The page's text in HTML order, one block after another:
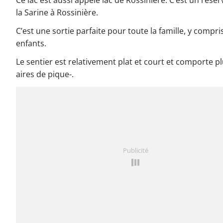
la Sarine à Rossinière.
C’est une sortie parfaite pour toute la famille, y
enfants.
Le sentier est relativement plat et court et comporte
aires de pique-.
Publicité